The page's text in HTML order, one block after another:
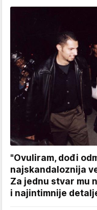
"Ovuliram, dođi
najskandaloznija
Za jednu stvar mu
i najintimnije